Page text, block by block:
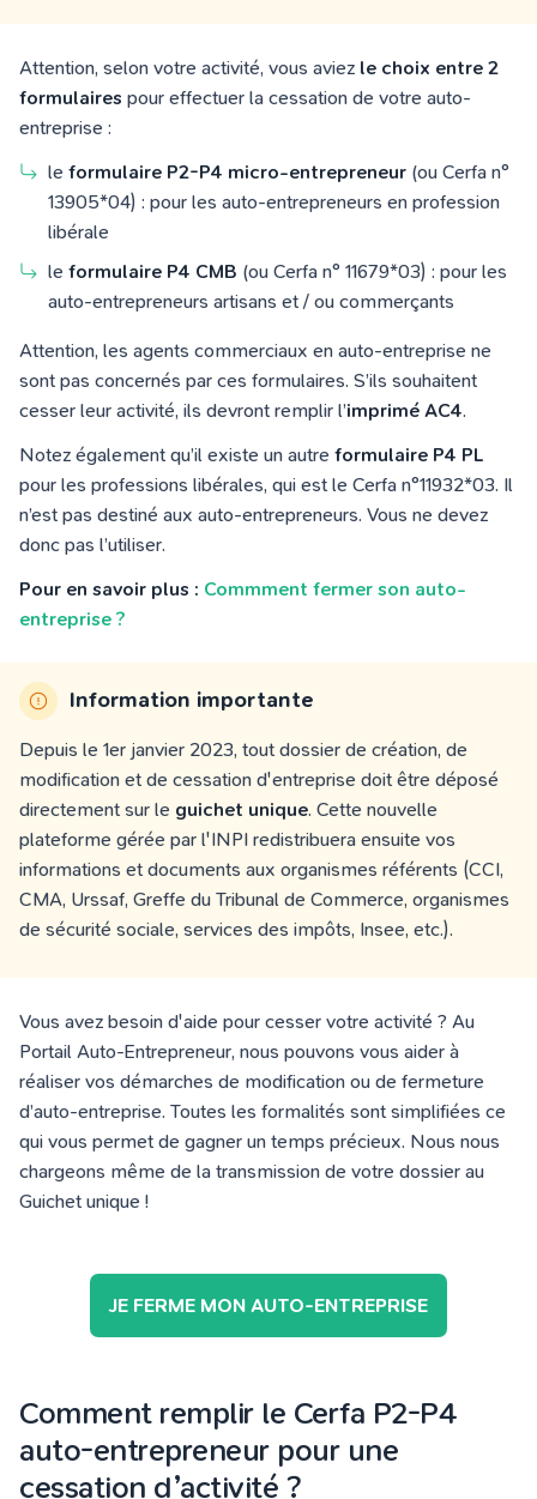
Attention, selon votre activité, vous aviez le choix entre 2
formulaires pour effectuer la cessation de votre auto-
entreprise :
le formulaire P2-P4 micro-entrepreneur (ou Cerfa n°
13905*04) : pour les auto-entrepreneurs en profession
libérale
le formulaire P4 CMB (ou Cerfa n° 11679*03) : pour les
auto-entrepreneurs artisans et / ou commerçants
Attention, les agents commerciaux en auto-entreprise ne
sont pas concernés par ces formulaires. S’ils souhaitent
cesser leur activité, ils devront remplir l’imprimé AC4.
Notez également qu’il existe un autre formulaire P4 PL
pour les professions libérales, qui est le Cerfa n°11932*03. Il
n’est pas destiné aux auto-entrepreneurs. Vous ne devez
donc pas l’utiliser.
Pour en savoir plus : Commment fermer son auto-
entreprise ?
Information importante
Depuis le 1er janvier 2023, tout dossier de création, de
modification et de cessation d'entreprise doit être déposé
directement sur le guichet unique. Cette nouvelle
plateforme gérée par l'INPI redistribuera ensuite vos
informations et documents aux organismes référents (CCI,
CMA, Urssaf, Greffe du Tribunal de Commerce, organismes
de sécurité sociale, services des impôts, Insee, etc.).
Vous avez besoin d'aide pour cesser votre activité ? Au
Portail Auto-Entrepreneur, nous pouvons vous aider à
réaliser vos démarches de modification ou de fermeture
d’auto-entreprise. Toutes les formalités sont simplifiées ce
qui vous permet de gagner un temps précieux. Nous nous
chargeons même de la transmission de votre dossier au
Guichet unique !
JE FERME MON AUTO-ENTREPRISE
Comment remplir le Cerfa P2-P4
auto-entrepreneur pour une
cessation d’activité ?